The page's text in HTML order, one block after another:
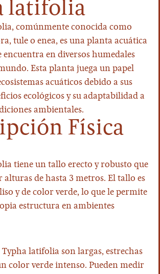
latifolia
comúnmente conocida como
tule o enea, es una planta acuática
encuentra en diversos humedales
Esta planta juega un papel
acuáticos debido a sus
ecológicos y su adaptabilidad a
ambientales.
Física
tiene un tallo erecto y robusto que
alturas de hasta 3 metros. El tallo es
y de color verde, lo que le permite
estructura en ambientes
Typha latifolia son largas, estrechas
color verde intenso. Pueden medir